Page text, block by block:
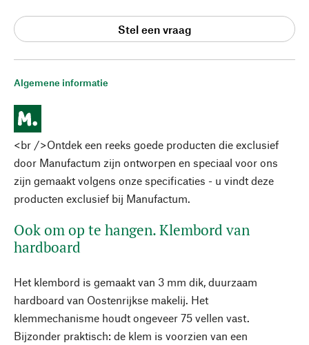
Algemene informatie
<br />Ontdek een reeks goede producten die exclusief
door Manufactum zijn ontworpen en speciaal voor ons
zijn gemaakt volgens onze specificaties - u vindt deze
producten exclusief bij Manufactum.
Ook om op te hangen. Klembord van
hardboard
Het klembord is gemaakt van 3 mm dik, duurzaam
hardboard van Oostenrijkse makelij. Het
klemmechanisme houdt ongeveer 75 vellen vast.
Bijzonder praktisch: de klem is voorzien van een
Stel een vraag